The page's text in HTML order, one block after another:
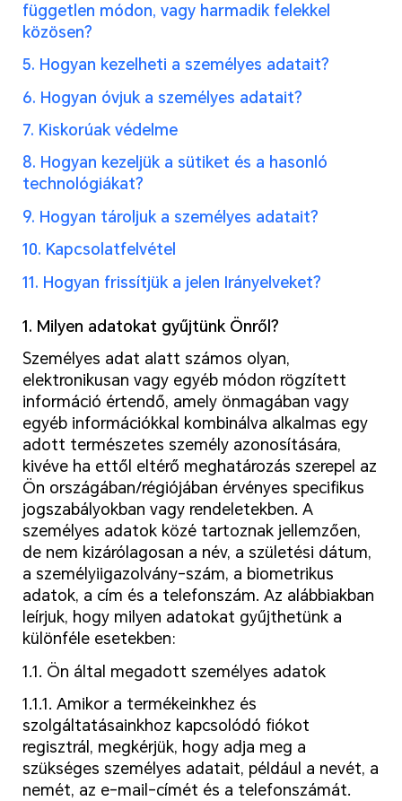
független módon, vagy harmadik felekkel
közösen?
5. Hogyan kezelheti a személyes adatait?
6. Hogyan óvjuk a személyes adatait?
7. Kiskorúak védelme
8. Hogyan kezeljük a sütiket és a hasonló
technológiákat?
9. Hogyan tároljuk a személyes adatait?
10. Kapcsolatfelvétel
11. Hogyan frissítjük a jelen Irányelveket?
1. Milyen adatokat gyűjtünk Önről?
Személyes adat alatt számos olyan,
elektronikusan vagy egyéb módon rögzített
információ értendő, amely önmagában vagy
egyéb információkkal kombinálva alkalmas egy
adott természetes személy azonosítására,
kivéve ha ettől eltérő meghatározás szerepel az
Ön országában/régiójában érvényes specifikus
jogszabályokban vagy rendeletekben. A
személyes adatok közé tartoznak jellemzően,
de nem kizárólagosan a név, a születési dátum,
a személyiigazolvány-szám, a biometrikus
adatok, a cím és a telefonszám. Az alábbiakban
leírjuk, hogy milyen adatokat gyűjthetünk a
különféle esetekben:
1.1. Ön által megadott személyes adatok
1.1.1. Amikor a termékeinkhez és
szolgáltatásainkhoz kapcsolódó fiókot
regisztrál, megkérjük, hogy adja meg a
szükséges személyes adatait, például a nevét, a
nemét, az e-mail-címét és a telefonszámát.